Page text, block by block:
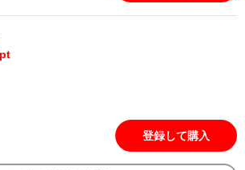
pt
登録して購入